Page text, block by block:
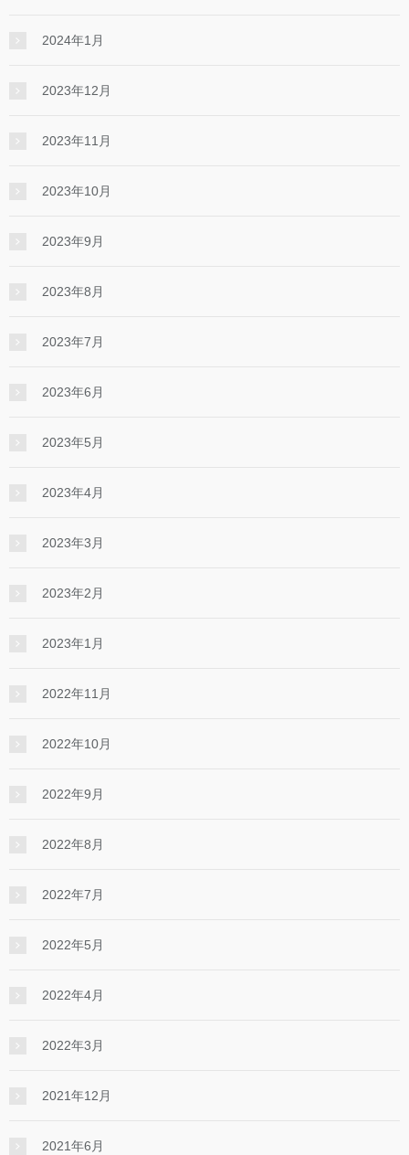
2024年1月
2023年12月
2023年11月
2023年10月
2023年9月
2023年8月
2023年7月
2023年6月
2023年5月
2023年4月
2023年3月
2023年2月
2023年1月
2022年11月
2022年10月
2022年9月
2022年8月
2022年7月
2022年5月
2022年4月
2022年3月
2021年12月
2021年6月